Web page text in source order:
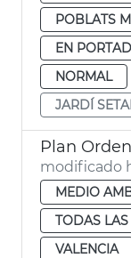
POBLATS
EN
NORMAL
JARDÍ
modificado
MEDIO
TODAS
VALENCIA